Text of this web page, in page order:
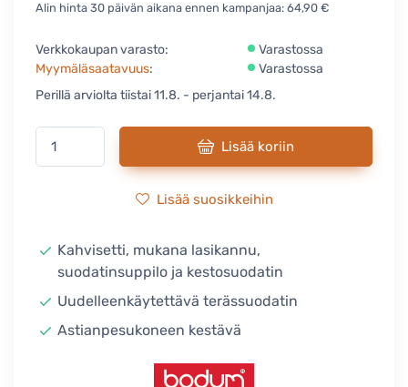
Alin hinta 30 päivän aikana ennen kampanjaa: 64,90 €
Verkkokaupan varasto:
Varastossa
Myymäläsaatavuus:
Varastossa
Perillä arviolta tiistai 11.8. - perjantai 14.8.
Lisää koriin
Lisää suosikkeihin
Kahvisetti, mukana lasikannu,
suodatinsuppilo ja kestosuodatin
Uudelleenkäytettävä terässuodatin
Astianpesukoneen kestävä